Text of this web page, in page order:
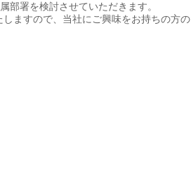
部署を検討させていただきます。
ますので、当社にご興味をお持ちの方の